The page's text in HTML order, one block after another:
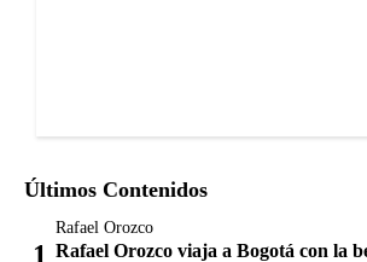
Últimos Contenidos
Rafael Orozco
Rafael Orozco viaja a Bogotá con la